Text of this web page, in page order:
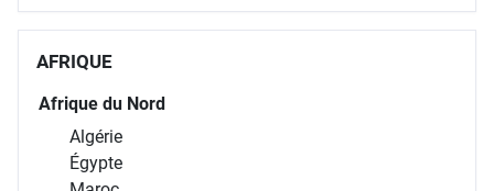
AFRIQUE
Afrique du Nord
Algérie
Égypte